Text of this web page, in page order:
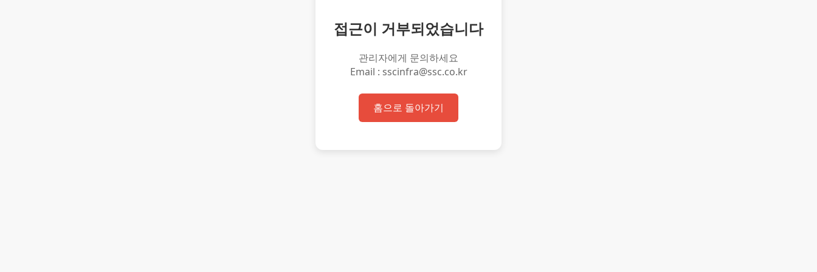
접근이 거부되었습니다
관리자에게 문의하세요
Email : sscinfra@ssc.co.kr
홈으로 돌아가기